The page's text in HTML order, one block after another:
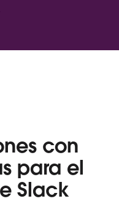
con
para el
Slack